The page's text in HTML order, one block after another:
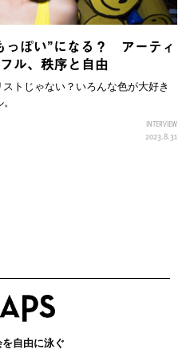
っぽい”になる？ アーティ
ル、秩序と自由
トじゃない？いろんな色が大好き
INTERVIEW
2023.8.31
自由に泳ぐ